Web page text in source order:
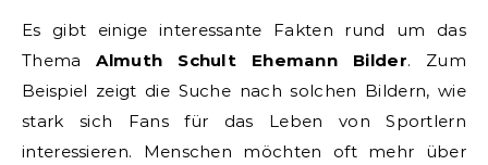
Es gibt einige interessante Fakten rund um das
ThemaAlmuth Schult Ehemann Bilder. Zum
Beispiel zeigt die Suche nach solchen Bildern, wie
stark sich Fans für das Leben von Sportlern
interessieren. Menschen möchten oft mehr über